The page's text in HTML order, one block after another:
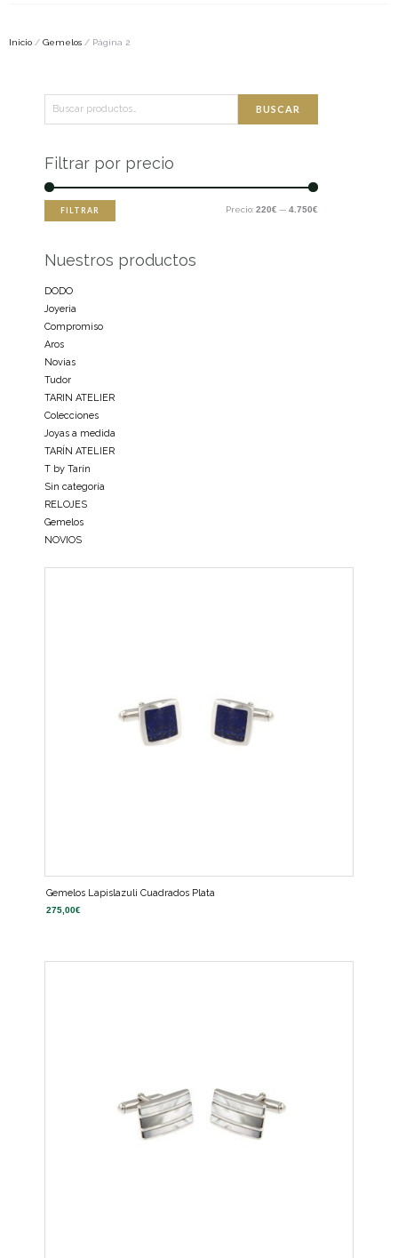
Inicio / Gemelos / Página 2
por:
BUSCAR
Filtrar por precio
FILTRAR Precio: 220€ — 4.750€
Nuestros productos
DODO
Joyeria
Compromiso
Aros
Novias
Tudor
TARIN ATELIER
Colecciones
Joyas a medida
TARÍN ATELIER
T by Tarín
Sin categoría
RELOJES
Gemelos
NOVIOS
Gemelos Lapislazuli Cuadrados Plata
275,00€